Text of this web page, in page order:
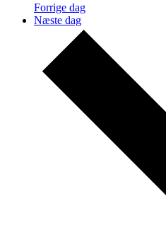
Forrige dag
Næste dag